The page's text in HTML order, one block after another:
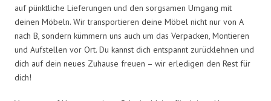
auf pünktliche Lieferungen und den sorgsamen Umgang mit
deinen Möbeln. Wir transportieren deine Möbel nicht nur von A
nach B, sondern kümmern uns auch um das Verpacken, Montieren
und Aufstellen vor Ort. Du kannst dich entspannt zurücklehnen und
dich auf dein neues Zuhause freuen – wir erledigen den Rest für
dich!